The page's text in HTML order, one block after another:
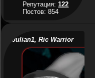
Репутация:122
Постов: 854
Julian1, Ric Warrior